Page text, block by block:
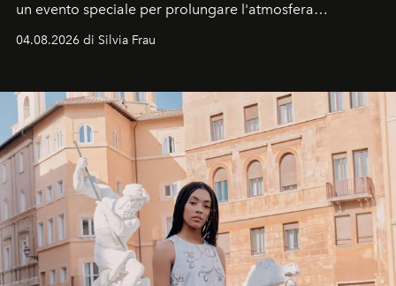
un evento speciale per prolungare l'atmosfera
04.08.2026 di Silvia Frau